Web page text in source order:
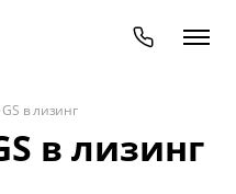
в лизинг
в лизинг